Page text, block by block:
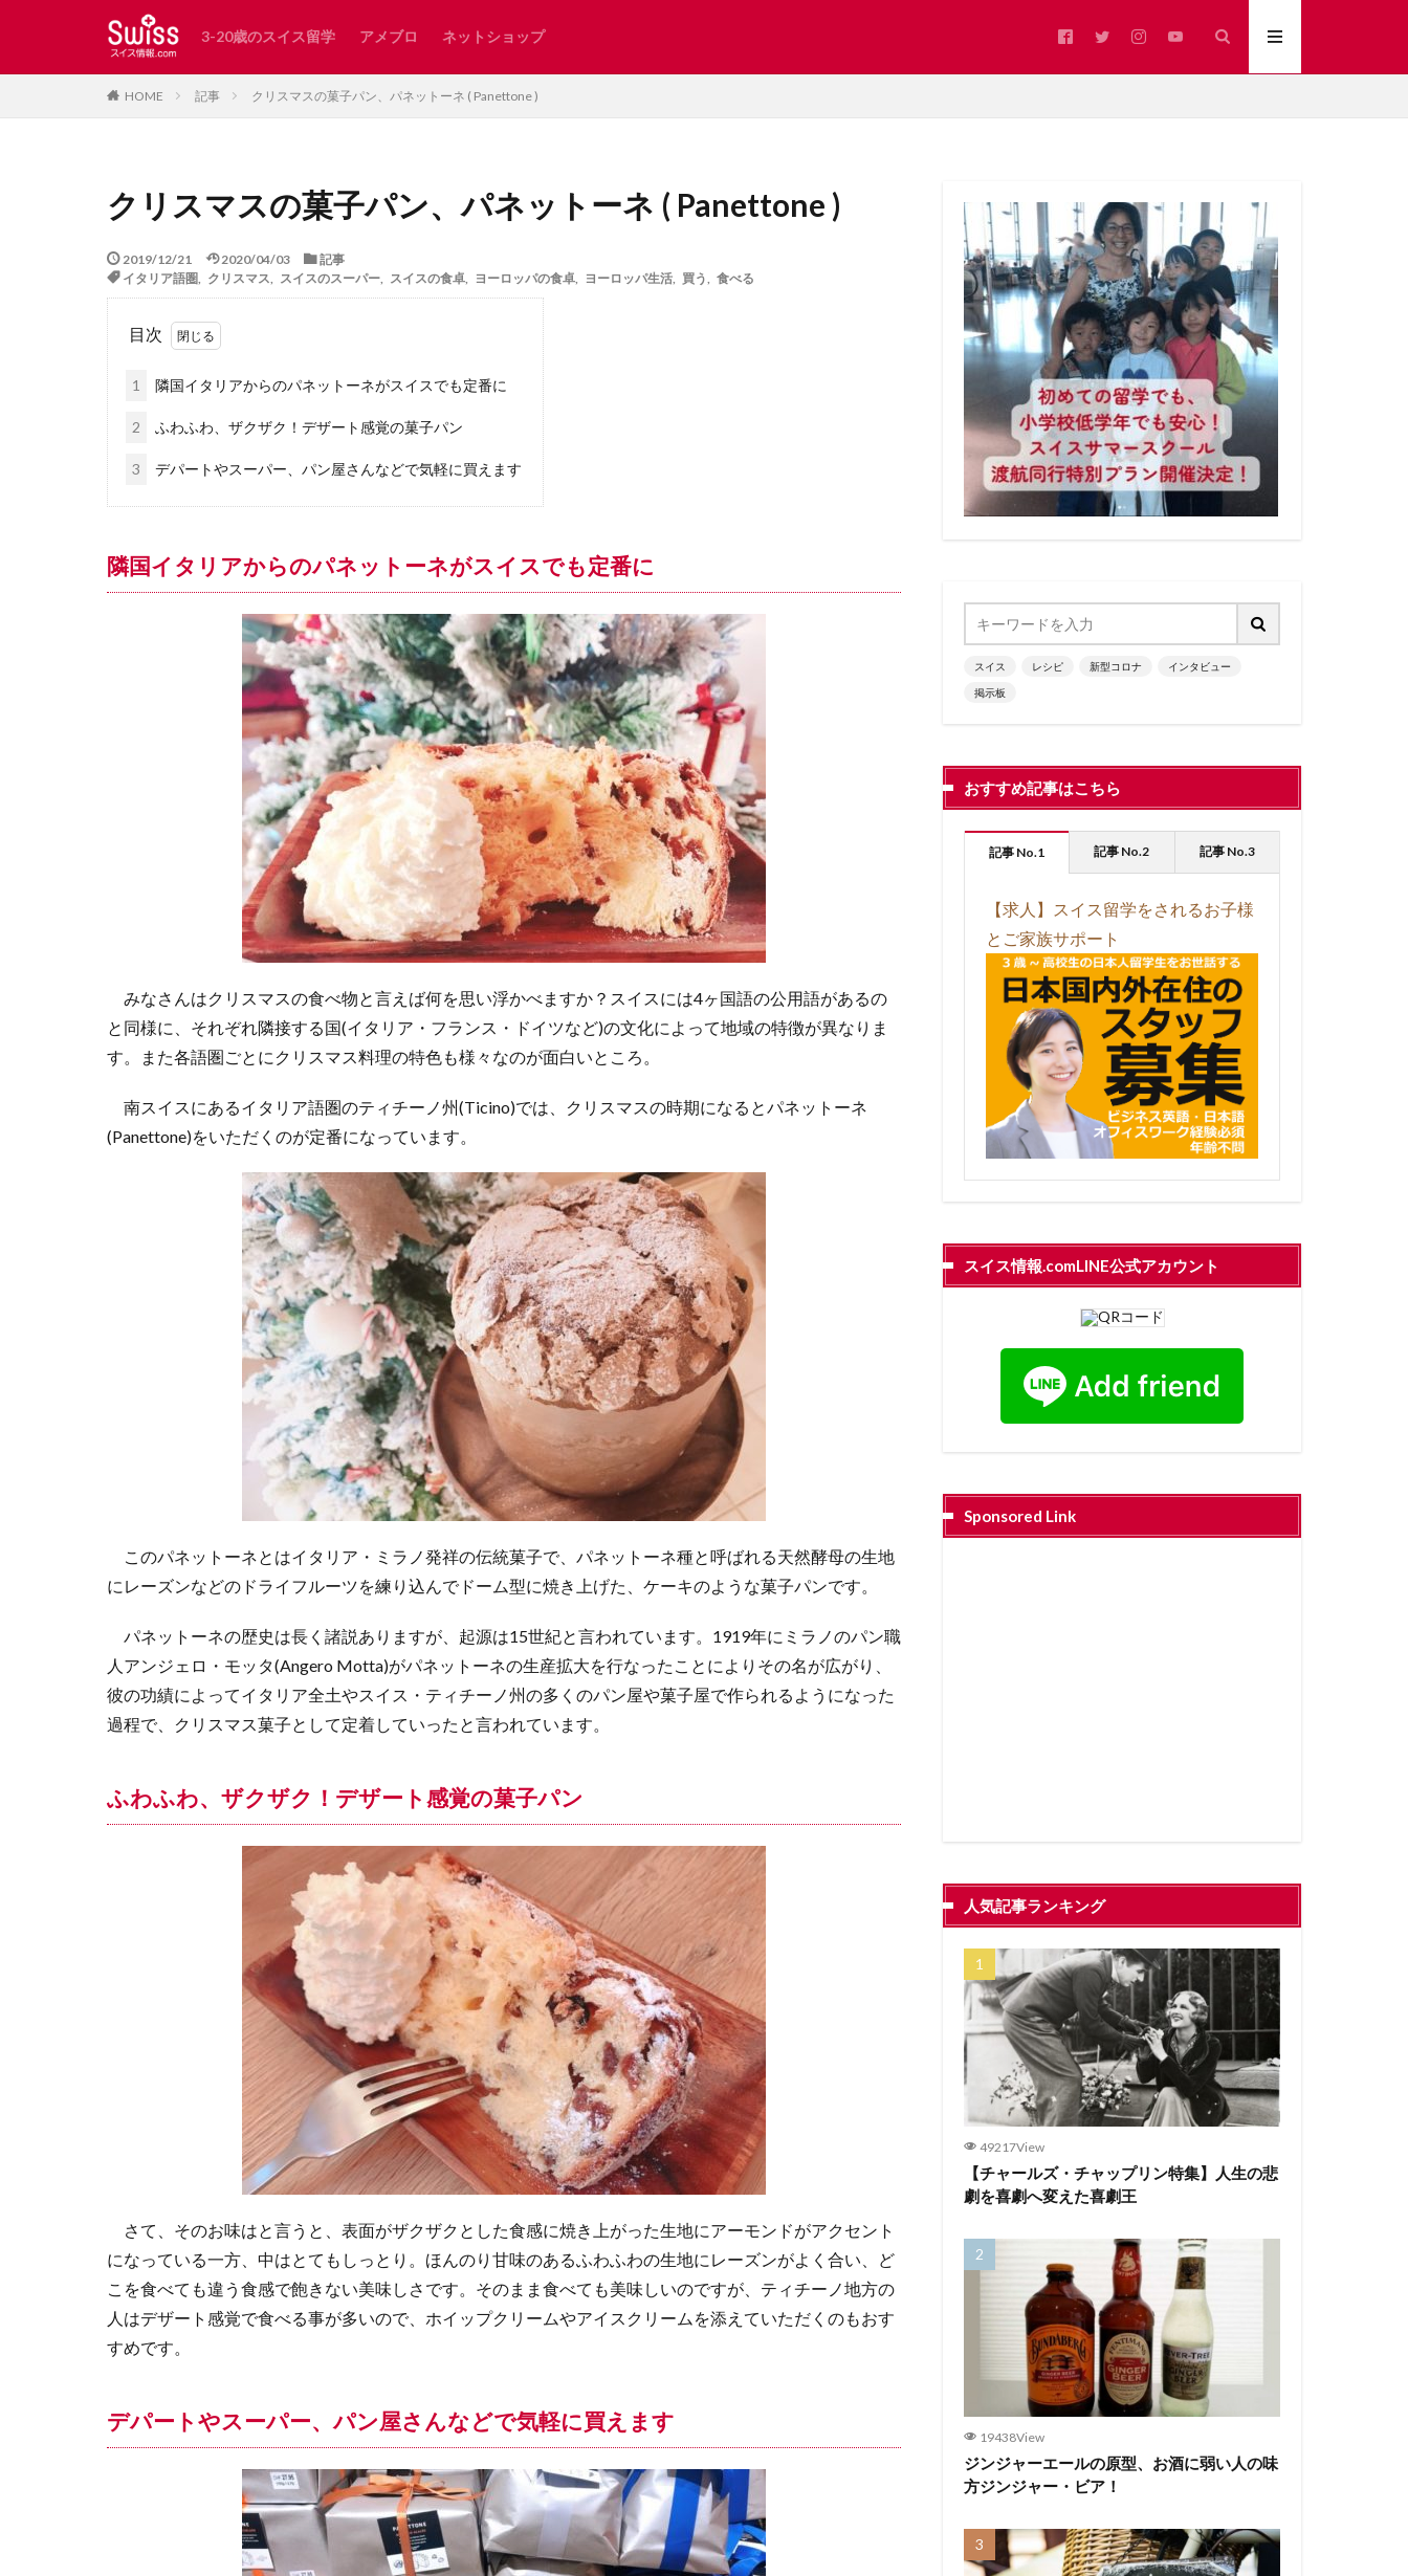
3-20歳のスイス留学 アメブロ ネットショップ
HOME 記事 クリスマスの菓子パン、パネットーネ ( Panettone )
クリスマスの菓子パン、パネットーネ ( Panettone )
2019/12/21 2020/04/03
記事
イタリア語圏
クリスマス スイスのスーパー, スイスの食卓 ヨーロッパの食卓 ヨーロッパ生活, 買う 食べる
目次
1 隣国イタリアからのパネットーネがスイスでも定番に
2 ふわふわ、ザクザク！デザート感覚の菓子パン
3 デパートやスーパー、パン屋さんなどで気軽に買えます
隣国イタリアからのパネットーネがスイスでも定番に
みなさんはクリスマスの食べ物と言えば何を思い浮かべますか？スイスには4ヶ国語の公用語があるの
と同様に、それぞれ隣接する国(イタリア・フランス・ドイツなど)の文化によって地域の特徴が異なりま
す。また各語圏ごとにクリスマス料理の特色も様々なのが面白いところ。
南スイスにあるイタリア語圏のティチーノ州(Ticino)では、クリスマスの時期になるとパネットーネ
(Panettone)をいただくのが定番になっています。
このパネットーネとはイタリア・ミラノ発祥の伝統菓子で、パネットーネ種と呼ばれる天然酵母の生地
にレーズンなどのドライフルーツを練り込んでドーム型に焼き上げた、ケーキのような菓子パンです。
パネットーネの歴史は長く諸説ありますが、起源は15世紀と言われています。1919年にミラノのパン職
人アンジェロ・モッタ(Angero Motta)がパネットーネの生産拡大を行なったことによりその名が広がり、
彼の功績によってイタリア全土やスイス・ティチーノ州の多くのパン屋や菓子屋で作られるようになった
過程で、クリスマス菓子として定着していったと言われています。
ふわふわ、ザクザク！デザート感覚の菓子パン
さて、そのお味はと言うと、表面がザクザクとした食感に焼き上がった生地にアーモンドがアクセント
になっている一方、中はとてもしっとり。ほんのり甘味のあるふわふわの生地にレーズンがよく合い、ど
こを食べても違う食感で飽きない美味しさです。そのまま食べても美味しいのですが、ティチーノ地方の
人はデザート感覚で食べる事が多いので、ホイップクリームやアイスクリームを添えていただくのもおす
すめです。
デパートやスーパー、パン屋さんなどで気軽に買えます
スイス レシピ 新型コロナ インタビュー
掲示板
おすすめ記事はこちら
記事 No.1 記事 No.2 記事 No.3
【求人】スイス留学をされるお子様
とご家族サポート
スイス情報.comLINE公式アカウント
Sponsored Link
人気記事ランキング
49217View
【チャールズ・チャップリン特集】人生の悲
劇を喜劇へ変えた喜劇王
19438View
ジンジャーエールの原型、お酒に弱い人の味
方ジンジャー・ビア！
カテゴリー
タグ
イタリア語圏
イベント
インスタ映え
インタビュー記事 インテリア エレガント系
カフェ
ジュラ州
スイスで見つけた日本
スイスの冬
スイスの教育
スイスアルプス
スイスグルメ
スイス日本協会
スイス留学
ソメイヨシノ
チューリッヒ
チューリッヒ州
ヌーシャテル州
ハイキング
フランス語圏
ヨーロッパの薬局
ヨーロッパの食卓 ヨーロッパの食材
ヨーロッパ街歩き
ラクレット リゾート ルガーノ ルツェルン ルツェルン州
レーティシェ鉄道
ローザンヌ ヴォー州 ヴヴェイ
子育て
学び
必需品 新型コロナウイルス 新型肺炎コロナウイルス対策
日帰り旅行
日本帰国 日本文化 日本語学習 最新設備
海外生活
渡航情報
留学エージェント 知る 知恵袋 絶景スポット
観光
観光スポット 観光地 買う 里帰り
検索